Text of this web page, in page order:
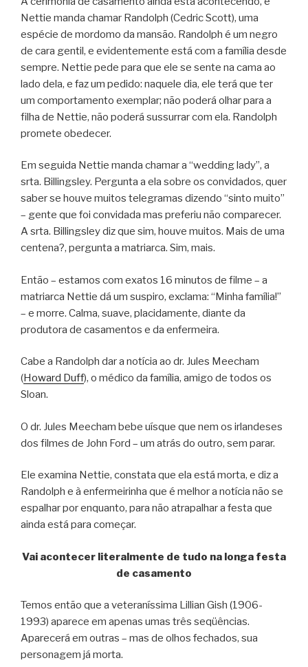
Nettie manda chamar Randolph (Cedric Scott), uma
espécie de mordomo da mansão. Randolph é um negro
de cara gentil, e evidentemente está com a família desde
sempre. Nettie pede para que ele se sente na cama ao
lado dela, e faz um pedido: naquele dia, ele terá que ter
um comportamento exemplar; não poderá olhar para a
filha de Nettie, não poderá sussurrar com ela. Randolph
promete obedecer.
Em seguida Nettie manda chamar a “wedding lady”, a
srta. Billingsley. Pergunta a ela sobre os convidados, quer
saber se houve muitos telegramas dizendo “sinto muito”
– gente que foi convidada mas preferiu não comparecer.
A srta. Billingsley diz que sim, houve muitos. Mais de uma
centena?, pergunta a matriarca. Sim, mais.
Então – estamos com exatos 16 minutos de filme – a
matriarca Nettie dá um suspiro, exclama: “Minha família!”
– e morre. Calma, suave, placidamente, diante da
produtora de casamentos e da enfermeira.
Cabe a Randolph dar a notícia ao dr. Jules Meecham
(Howard Duff), o médico da família, amigo de todos os
Sloan.
O dr. Jules Meecham bebe uísque que nem os irlandeses
dos filmes de John Ford – um atrás do outro, sem parar.
Ele examina Nettie, constata que ela está morta, e diz a
Randolph e à enfermeirinha que é melhor a notícia não se
espalhar por enquanto, para não atrapalhar a festa que
ainda está para começar.
Vai acontecer literalmente de tudo na longa festa
de casamento
Temos então que a veteraníssima Lillian Gish (1906-
1993) aparece em apenas umas três seqüências.
Aparecerá em outras – mas de olhos fechados, sua
personagem já morta.